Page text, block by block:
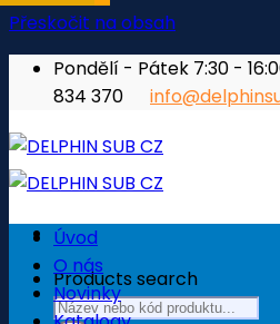
Přeskočit na obsah
Pondělí - Pátek 7:30 -
834 370
Products search
Úvod
O nás
Novinky